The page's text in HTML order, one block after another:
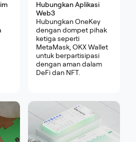
Hubungkan Aplikasi
Web3
Hubungkan OneKey
dengan dompet pihak
ketiga seperti
MetaMask, OKX Wallet
untuk berpartisipasi
dengan aman dalam
DeFi dan NFT.